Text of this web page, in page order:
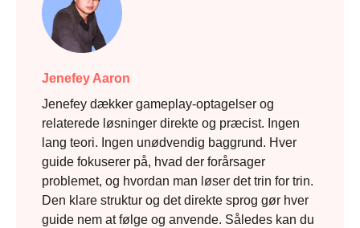
Jenefey Aaron
Jenefey dækker gameplay-optagelser og
relaterede løsninger direkte og præcist. Ingen
lang teori. Ingen unødvendig baggrund. Hver
guide fokuserer på, hvad der forårsager
problemet, og hvordan man løser det trin for trin.
Den klare struktur og det direkte sprog gør hver
guide nem at følge og anvende. Således kan du